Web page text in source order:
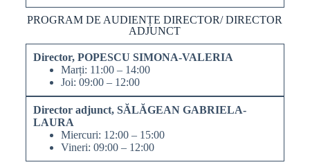
PROGRAM DE AUDIENȚE DIRECTOR/ DIRECTOR
ADJUNCT
Director, POPESCU SIMONA-VALERIA
Marți: 11:00 – 14:00
Joi: 09:00 – 12:00
Director adjunct, SĂLĂGEAN GABRIELA-
LAURA
Miercuri: 12:00 – 15:00
Vineri: 09:00 – 12:00